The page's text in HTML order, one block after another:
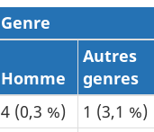
Genre
Homme
Autres
genres
4 (0,3 %) 1 (3,1 %)